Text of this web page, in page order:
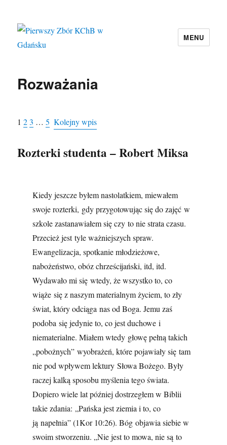
MENU
Rozważania
1 2 3 … 5 Kolejny wpis
Rozterki studenta – Robert Miksa
Kiedy jeszcze byłem nastolatkiem, miewałem
swoje rozterki, gdy przygotowując się do zajęć w
szkole zastanawiałem się czy to nie strata czasu.
Przecież jest tyle ważniejszych spraw.
Ewangelizacja, spotkanie młodzieżowe,
nabożeństwo, obóz chrześcijański, itd, itd.
Wydawało mi się wtedy, że wszystko to, co
wiąże się z naszym materialnym życiem, to zły
świat, który odciąga nas od Boga. Jemu zaś
podoba się jedynie to, co jest duchowe i
niematerialne. Miałem wtedy głowę pełną takich
„pobożnych” wyobrażeń, które pojawiały się tam
nie pod wpływem lektury Słowa Bożego. Były
raczej kalką sposobu myślenia tego świata.
Dopiero wiele lat później dostrzegłem w Biblii
takie zdania: „Pańska jest ziemia i to, co
ją napełnia” (1Kor 10:26). Bóg objawia siebie w
swoim stworzeniu. „Nie jest to mowa, nie są to